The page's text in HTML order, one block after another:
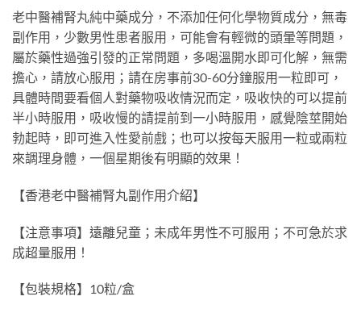
老中醫補腎丸純中藥成分，不添加任何化學物質成分，無毒
副作用，少數男性患者服用，可能會有輕微的頭暈等問題，
屬於藥性過強引發的正常問題，多喝溫開水即可化解，無需
擔心，請放心服用；請在房事前30-60分鐘服用一粒即可，
具體時間要看個人對藥物吸收情況而定，吸收快的可以提前
半小時服用，吸收慢的請提前到一小時服用，感覺陰莖開始
勃起時，即可進入性愛前戲；也可以按每天服用一粒或兩粒
來調理身體，一個星期後有明顯的效果！
【香港老中醫補腎丸副作用介紹】
【注意事項】遠離兒童；未成年男性不可服用；不可急於求
成超量服用！
【包裝規格】10粒/盒